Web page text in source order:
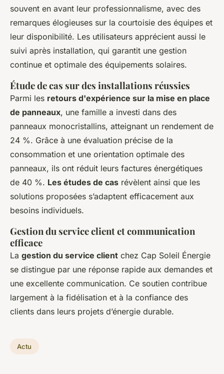
souvent en avant leur professionnalisme, avec des
remarques élogieuses sur la courtoisie des équipes et
leur disponibilité. Les utilisateurs apprécient aussi le
suivi après installation, qui garantit une gestion
continue et optimale des équipements solaires.
Étude de cas sur des installations réussies
Parmi les retours d'expérience sur la mise en place
de panneaux, une famille a investi dans des
panneaux monocristallins, atteignant un rendement de
24 %. Grâce à une évaluation précise de la
consommation et une orientation optimale des
panneaux, ils ont réduit leurs factures énergétiques
de 40 %. Les études de cas révèlent ainsi que les
solutions proposées s’adaptent efficacement aux
besoins individuels.
Gestion du service client et communication
efficace
La gestion du service client chez Cap Soleil Énergie
se distingue par une réponse rapide aux demandes et
une excellente communication. Ce soutien contribue
largement à la fidélisation et à la confiance des
clients dans leurs projets d’énergie durable.
Actu